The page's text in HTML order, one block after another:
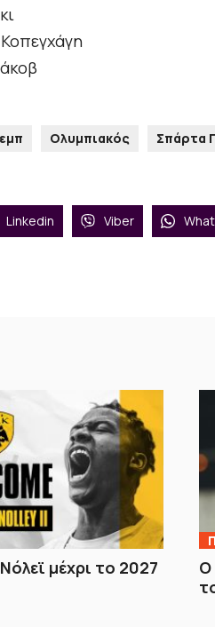
Ολυμπιακός Σπάρτα
Linkedin Viber
μέχρι το 2027
Ο